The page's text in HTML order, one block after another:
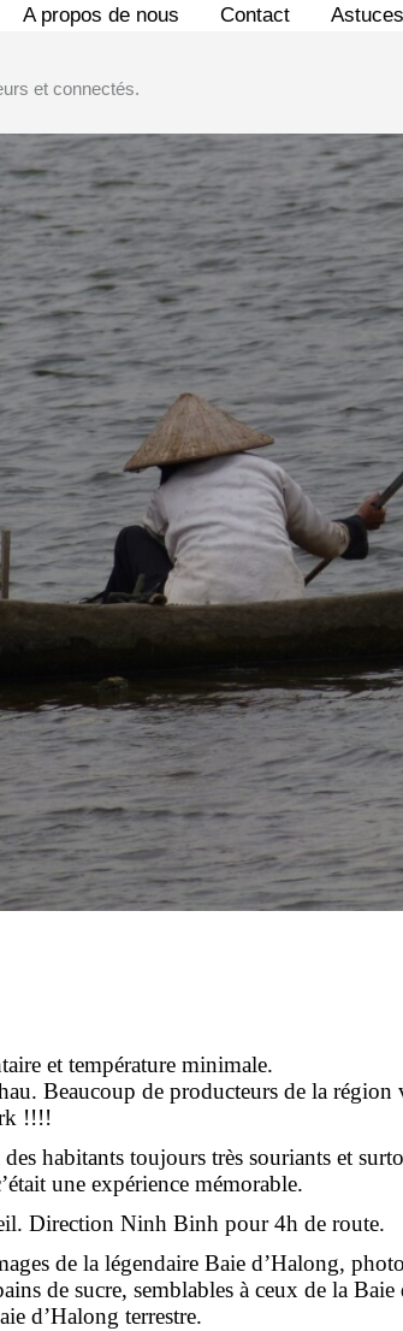
A propos de nous Contact
et connectés.
et température minimale.
Beaucoup de producteurs de la
!!!!
habitants toujours très souriants et
une expérience mémorable.
Direction Ninh Binh pour 4h de route.
de la légendaire Baie d’Halong,
de sucre, semblables à ceux de la
d’Halong terrestre.